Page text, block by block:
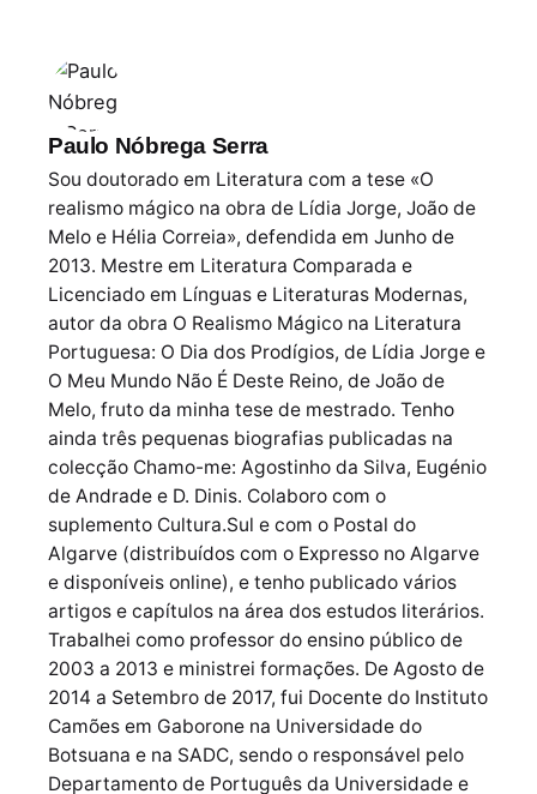
Paulo Nóbrega Serra
Sou doutorado em Literatura com a tese «O
realismo mágico na obra de Lídia Jorge, João de
Melo e Hélia Correia», defendida em Junho de
2013. Mestre em Literatura Comparada e
Licenciado em Línguas e Literaturas Modernas,
autor da obra O Realismo Mágico na Literatura
Portuguesa: O Dia dos Prodígios, de Lídia Jorge e
O Meu Mundo Não É Deste Reino, de João de
Melo, fruto da minha tese de mestrado. Tenho
ainda três pequenas biografias publicadas na
colecção Chamo-me: Agostinho da Silva, Eugénio
de Andrade e D. Dinis. Colaboro com o
suplemento Cultura.Sul e com o Postal do
Algarve (distribuídos com o Expresso no Algarve
e disponíveis online), e tenho publicado vários
artigos e capítulos na área dos estudos literários.
Trabalhei como professor do ensino público de
2003 a 2013 e ministrei formações. De Agosto de
2014 a Setembro de 2017, fui Docente do Instituto
Camões em Gaborone na Universidade do
Botsuana e na SADC, sendo o responsável pelo
Departamento de Português da Universidade e